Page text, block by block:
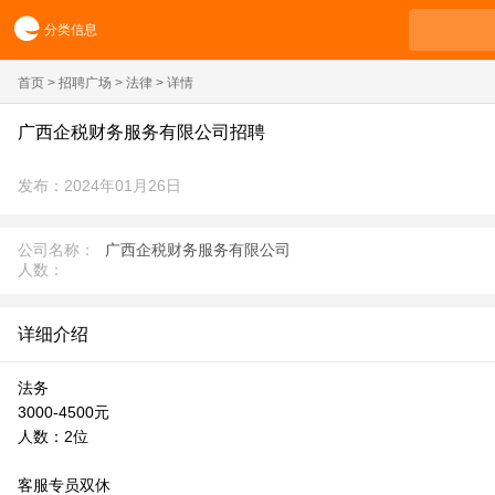
分类信息
首页 > 招聘广场 > 法律 > 详情
广西企税财务服务有限公司招聘
发布：2024年01月26日
公司名称：
广西企税财务服务有限公司
人数：
详细介绍
法务
3000-4500元
人数：2位
客服专员双休